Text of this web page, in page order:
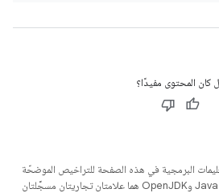
كان المحتوى مفيدًا؟
البرمجية في هذه الصفحة للتراخيص الموضحّة
. إنّ Java وOpenJDK هما علامتان تجاريتان مسجَّلتان